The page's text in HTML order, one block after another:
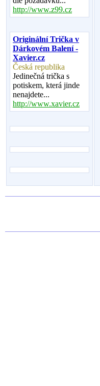
http://www.z99.cz
Originální Trička v
Dárkovém Balení -
Xavier.cz
Česká republika
Jedinečná trička s
potiskem, která jinde
nenajdete...
http://www.xavier.cz